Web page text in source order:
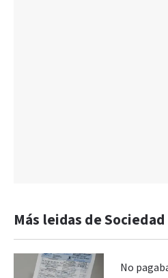
Más leidas de Sociedad
No